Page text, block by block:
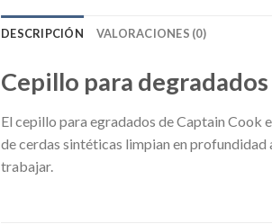
DESCRIPCIÓN VALORACIONES (0)
Cepillo para
El cepillo para egradados de Captain Cook
de cerdas sintéticas limpian en profundidad
trabajar.